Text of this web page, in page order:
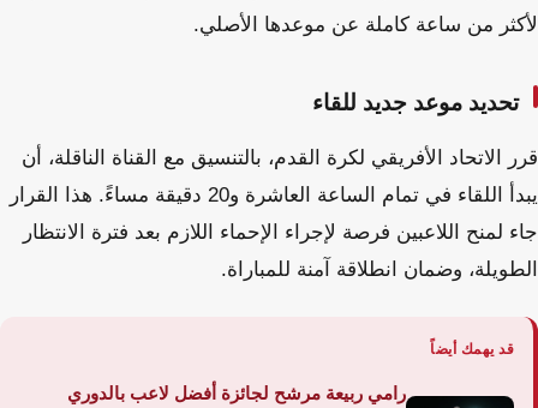
لأكثر من ساعة كاملة عن موعدها الأصلي.
تحديد موعد جديد للقاء
قرر الاتحاد الأفريقي لكرة القدم، بالتنسيق مع القناة الناقلة، أن
يبدأ اللقاء في تمام الساعة العاشرة و20 دقيقة مساءً. هذا القرار
جاء لمنح اللاعبين فرصة لإجراء الإحماء اللازم بعد فترة الانتظار
الطويلة، وضمان انطلاقة آمنة للمباراة.
قد يهمك أيضاً
رامي ربيعة مرشح لجائزة أفضل لاعب بالدوري